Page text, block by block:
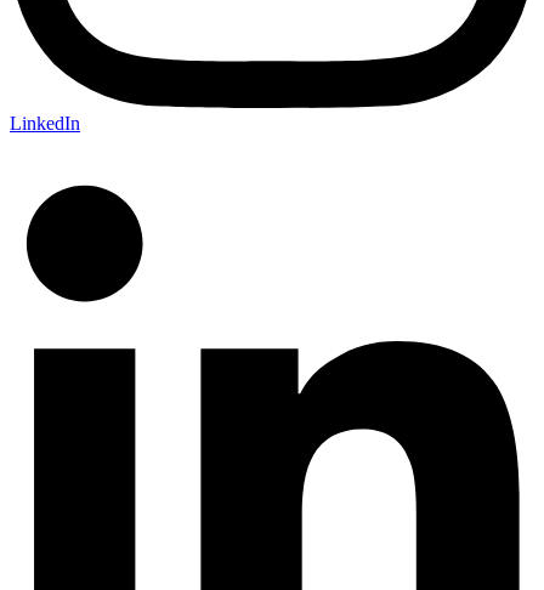
LinkedIn